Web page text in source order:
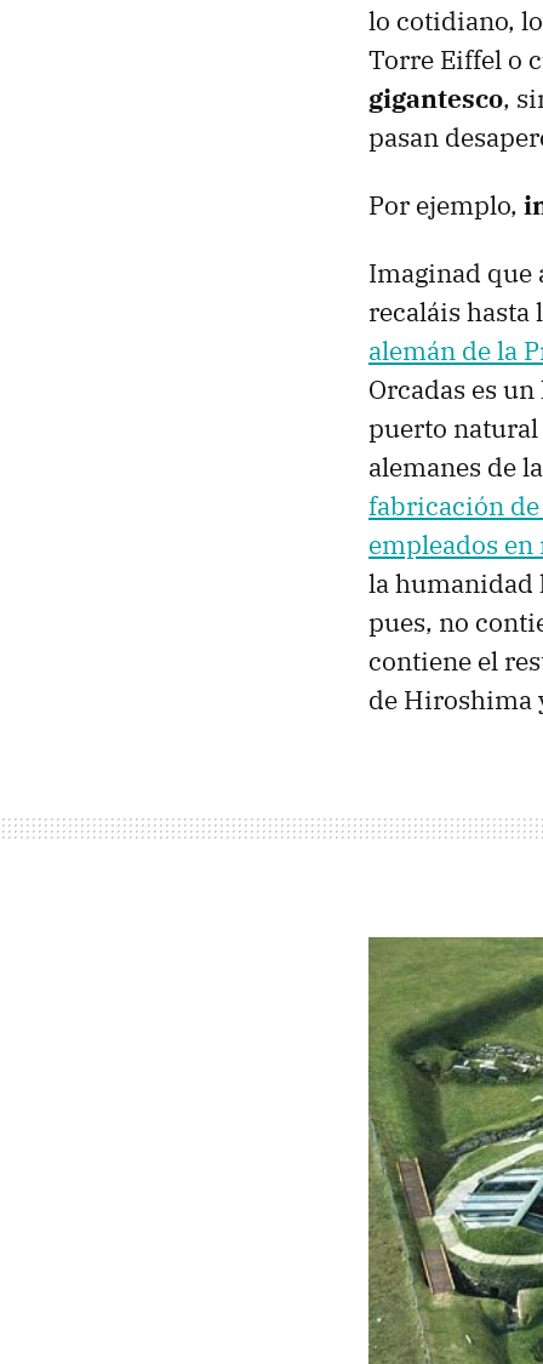
lo cotidiano,
Torre Eiffel o
gigantesco,
pasan
Por ejemplo,
Imaginad que
recaláis hasta
alemán de la
Orcadas es
puerto natural
alemanes de
fabricación
empleados en
la humanidad
pues, no
contiene el
de Hiroshima